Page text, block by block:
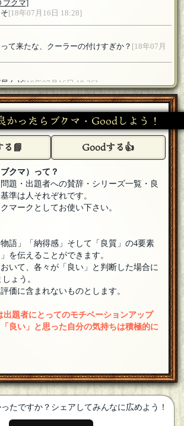
ブクマ]
[18年07月16日 18:28]
て来たな、クーラーの付けすぎか？ [18年07月
んど[18年07月16日 18:26]
月16日 18:23]
こそ[18年07月16日 18:18]
[18年07月16日 18:17]
ブクマ]
ただきます[18年07月16日 18:10]
ブクマ]
物）さんようこそ
います。[18年07月16日 17:51]
クマ]
かったらブクマ・Goodしよう！
る📘 Goodする👍
クマ）って？
題・出題者への賛辞・シリーズ一覧・良
準は人それぞれです。
マークとしてお使い下さい。
物語」「納得感」そして「良質」の4要素
」を伝えることができます。
いて、各々が「良い」と判断した場合に
ょう。
価に含まれないものとします。
出題者にとってのモチベーションアップ
良い」と思った自分の気持ちは積極的に
たですか？シェアしてみんなに広めよう！